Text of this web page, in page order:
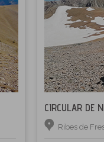
CIRCULAR DE
Ribes de